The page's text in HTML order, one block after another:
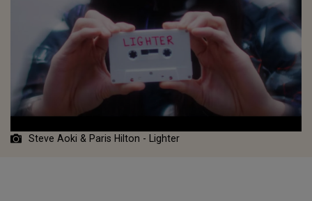
Steve Aoki & Paris Hilton - Lighter